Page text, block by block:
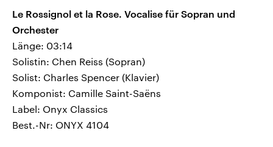
Le Rossignol et la Rose. Vocalise für Sopran und
Orchester
Länge: 03:14
Solistin: Chen Reiss (Sopran)
Solist: Charles Spencer (Klavier)
Komponist: Camille Saint-Saëns
Label: Onyx Classics
Best.-Nr: ONYX 4104